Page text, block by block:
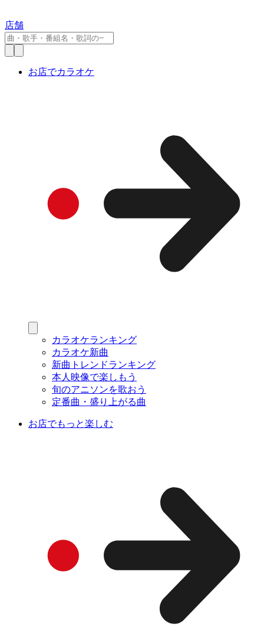
店舗
お店でカラオケ
カラオケランキング
カラオケ新曲
新曲トレンドランキング
本人映像で楽しもう
旬のアニソンを歌おう
定番曲・盛り上がる曲
お店でもっと楽しむ